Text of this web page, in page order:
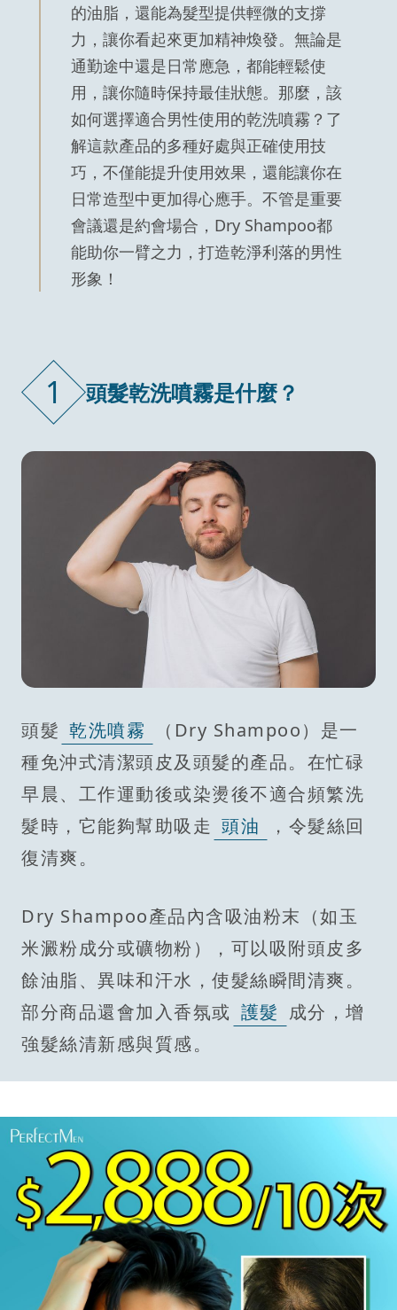
的油脂，還能為髮型提供輕微的支撐
力，讓你看起來更加精神煥發。無論是
通勤途中還是日常應急，都能輕鬆使
用，讓你隨時保持最佳狀態。那麼，該
如何選擇適合男性使用的乾洗噴霧？了
解這款產品的多種好處與正確使用技
巧，不僅能提升使用效果，還能讓你在
日常造型中更加得心應手。不管是重要
會議還是約會場合，Dry Shampoo都
能助你一臂之力，打造乾淨利落的男性
形象！
1 頭髮乾洗噴霧是什麼？
頭髮 乾洗噴霧
（Dry Shampoo）是一
種免沖式清潔頭皮及頭髮的產品。在忙碌
早晨、工作運動後或染燙後不適合頻繁洗
髮時，它能夠幫助吸走 頭油
，令髮絲回
復清爽。
Dry Shampoo產品內含吸油粉末（如玉
米澱粉成分或礦物粉），可以吸附頭皮多
餘油脂、異味和汗水，使髮絲瞬間清爽。
部分商品還會加入香氛或 護髮 成分，增
強髮絲清新感與質感。